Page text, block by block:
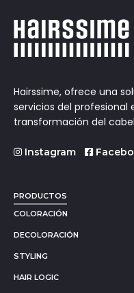
Hairssime, ofrece una
servicios del profesional
transformación del
Instagram
PRODUCTOS
COLORACIÓN
DECOLORACIÓN
STYLING
HAIR LOGIC